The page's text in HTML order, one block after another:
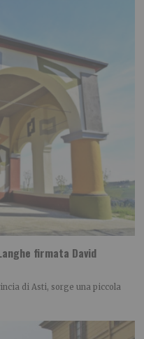
firmata David
di Asti, sorge una piccola